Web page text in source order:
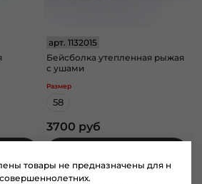
арт.1132015
Бейсболка утепленная рыжая
с ушами
Размер
58
3700 руб
товары не предназначены для н